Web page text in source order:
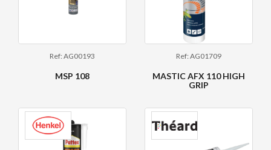
Ref: AG00193
MSP 108
Ref: AG01709
MASTIC AFX 110 HIGH
GRIP